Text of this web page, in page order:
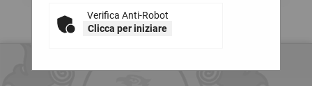
Verifica Anti-Robot
Clicca per iniziare
La ricerca ha restituito 0 risultati.